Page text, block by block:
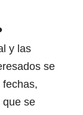
y las
se
que se